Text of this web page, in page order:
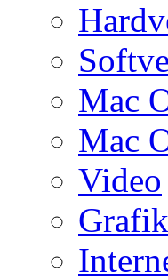
Mac
Mac
Video